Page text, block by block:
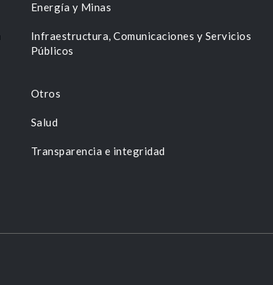
Energía y Minas
Infraestructura, Comunicaciones y Servicios
Públicos
Otros
Salud
Transparencia e integridad